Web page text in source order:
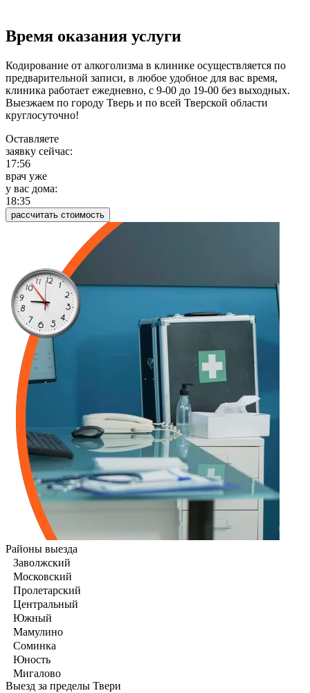
Время оказания услуги
Кодирование от алкоголизма в клинике осуществляется по
предварительной записи, в любое удобное для вас время,
клиника работает ежедневно, с 9-00 до 19-00 без выходных.
Выезжаем по городу Тверь и по всей Тверской области
круглосуточно!
Оставляете
заявку сейчас:
17:56
врач уже
у вас дома:
18:35
рассчитать стоимость
Районы выезда
Заволжский
Московский
Пролетарский
Центральный
Южный
Мамулино
Соминка
Юность
Мигалово
Выезд за пределы Твери